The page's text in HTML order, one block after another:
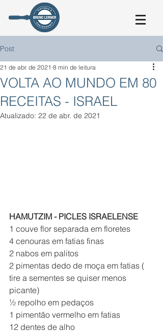
Post
VOLTA AO MUNDO EM 80
RECEITAS - ISRAEL
21 de abr. de 2021 8 min de leitura
Atualizado: 22 de abr. de 2021
HAMUTZIM - PICLES ISRAELENSE
1 couve flor separada em floretes
4 cenouras em fatias finas
2 nabos em palitos
2 pimentas dedo de moça em fatias (
tire a sementes se quiser menos
picante)
½ repolho em pedaços
1 pimentão vermelho em fatias
12 dentes de alho